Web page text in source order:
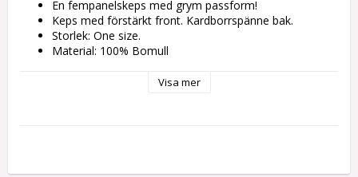
En fempanelskeps med grym passform!
Keps med förstärkt front. Kardborrspänne bak.
Storlek: One size.
Material: 100% Bomull
Visa mer